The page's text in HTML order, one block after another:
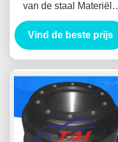
van de staal Materiële
Lage T/min Alternator
Duurzaam voor
BENZ/HYUNADI
Vind de beste prijs